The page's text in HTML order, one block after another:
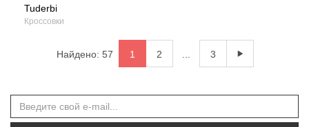
Tuderbi
Кроссовки
Найдено: 57 1 2 3